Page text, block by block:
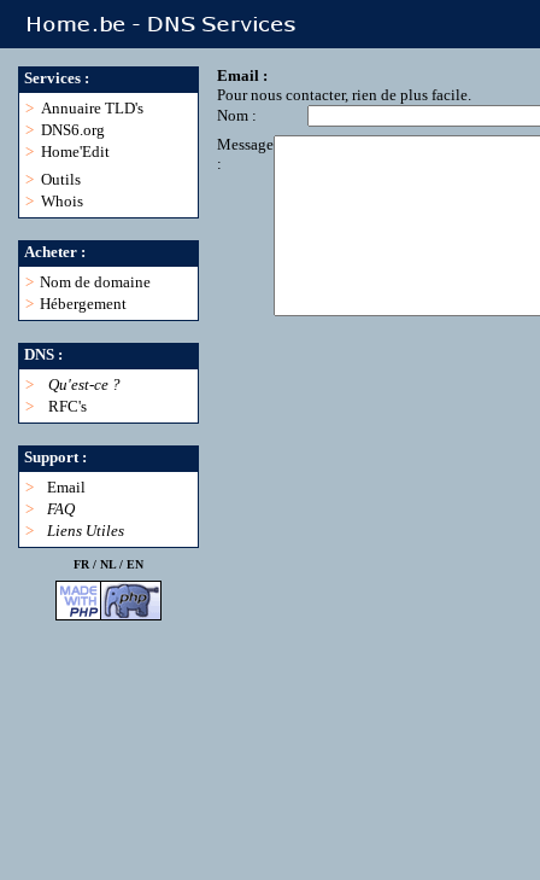
Services :
> Annuaire TLD's
> DNS6.org
> Home'Edit
> Outils
> Whois
Acheter :
> Nom de domaine
> Hébergement
DNS :
>
Qu'est-ce ?
>
RFC's
Support :
>
Email
>
FAQ
>
Liens Utiles
FR / NL/ EN
Email :
Pour nous contacter, rien de plus facile.
Nom :
Message
: